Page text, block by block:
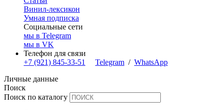
Винил-лексикон
Умная подписка
Социальные сети
мы в Telegram
мы в VK
Телефон для связи
+7 (921) 845-33-51
Telegram / WhatsApp
Личные данные
Поиск
Поиск по каталогу